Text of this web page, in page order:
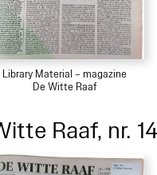
Library Material – magazine
De Witte Raaf
Raaf, nr.